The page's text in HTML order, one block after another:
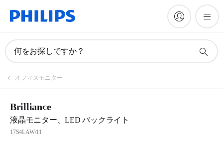
何をお探しですか？
オフィスモニター
Brilliance
液晶モニター、LED バックライト
17S4LAW/11